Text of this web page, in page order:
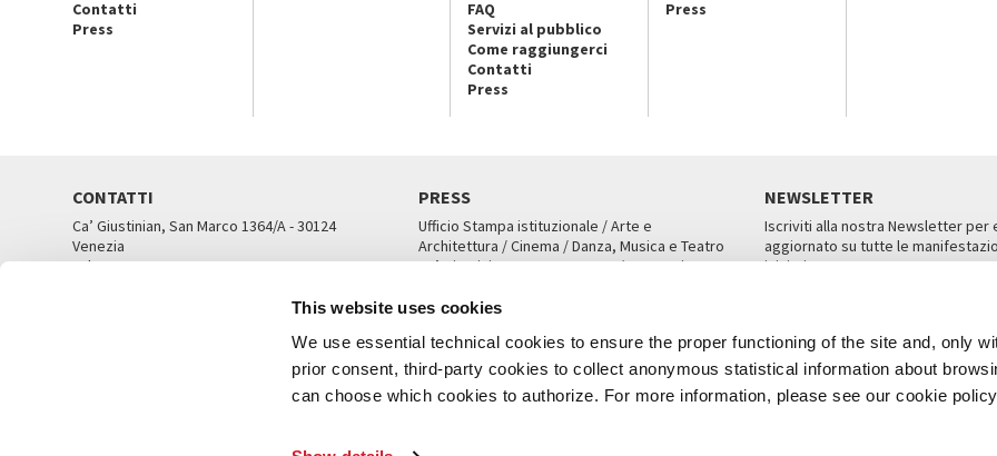
This website uses cookies
We use essential technical cookies to ensure the proper functioning of the site and, only
prior consent, third-party cookies to collect anonymous statistical information about
can choose which cookies to authorize. For more information, please see our cookie
Contatti
Press
FAQ
Servizi al pubblico
Come raggiungerci
Contatti
Press
Press
CONTATTI
Ca’ Giustinian, San Marco 1364/A - 30124
Venezia
Tel. 041 5218711
PRESS
Ufficio Stampa istituzionale / Arte e
Architettura / Cinema / Danza, Musica e Teatro
Ca’ Giustinian, San Marco 1364/A, Venezia
UFFICI STAMPA
NEWSLETTER
Iscriviti alla nostra Newsletter per
aggiornato su tutte le
iniziative.